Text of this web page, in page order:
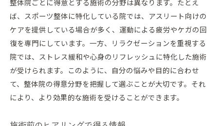
整体院ごとに得意とする施術の分野は異なります。たとえ
ば、スポーツ整体に特化している院では、アスリート向けの
ケアを提供している場合が多く、運動による疲労やケガの回
復を専門にしています。一方、リラクゼーションを重視する
院では、ストレス緩和や心身のリフレッシュに特化した施術
が受けられます。このように、自分の悩みや目的に合わせ
て、整体院の得意分野を把握して選ぶことが大切です。それ
により、より効果的な施術を受けることができます。